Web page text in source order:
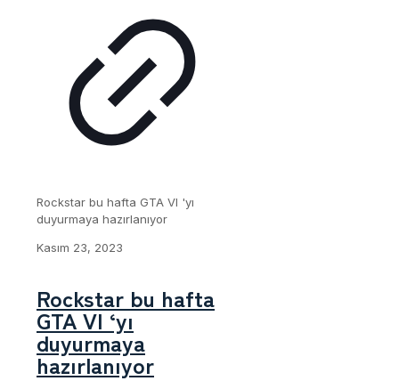
Rockstar bu hafta GTA VI 'yı
duyurmaya hazırlanıyor
Kasım 23, 2023
Rockstar bu hafta
GTA VI ‘yı
duyurmaya
hazırlanıyor